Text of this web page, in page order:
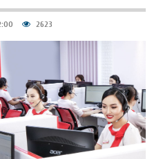
2623